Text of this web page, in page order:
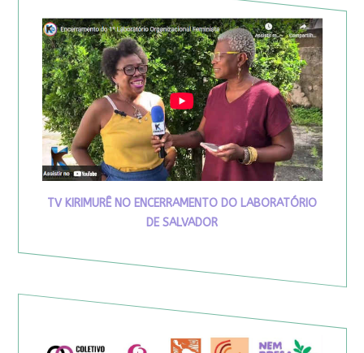
TV KIRIMURÊ NO ENCERRAMENTO DO LABORATÓRIO
DE SALVADOR